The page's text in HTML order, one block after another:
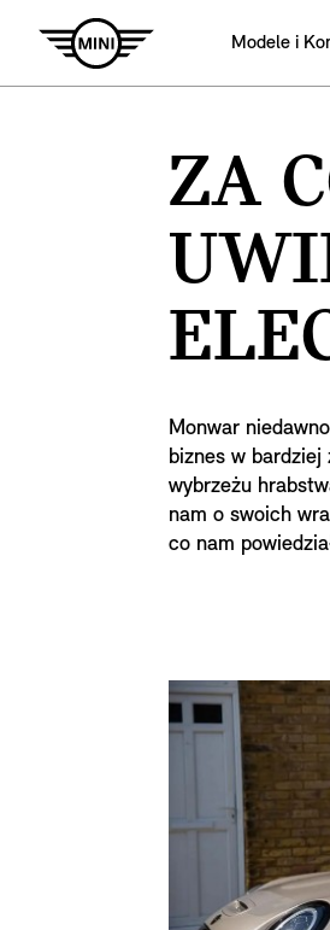
Modele i
ZA
Monwar
biznes w
wybrzeżu
nam o swoich
co nam